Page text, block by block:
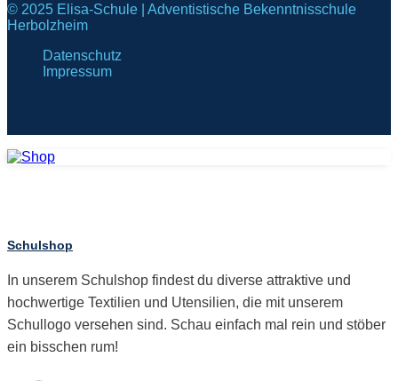
© 2025 Elisa-Schule | Adventistische Bekenntnisschule
Herbolzheim
Datenschutz
Impressum
Schulshop
In unserem Schulshop findest du diverse attraktive und
hochwertige Textilien und Utensilien, die mit unserem
Schullogo versehen sind. Schau einfach mal rein und stöber
ein bisschen rum!